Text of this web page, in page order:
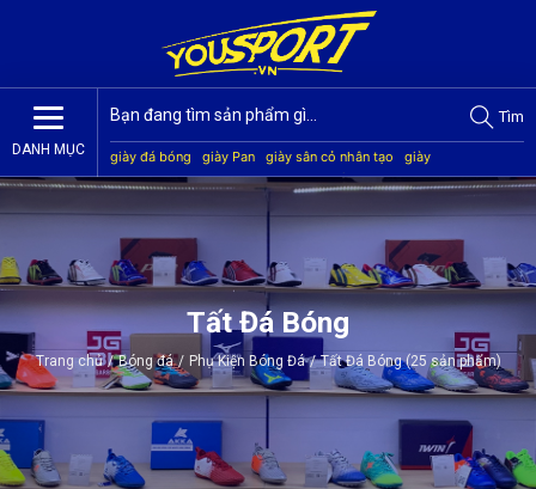
DANH MỤC
Tìm
giày đá bóng giày Pan giày sân cỏ nhân tạo
giày
Jogarbola
giày Mitre giày Akka quần áo bóng đá
giày
Tất Đá Bóng
Trang chủ / Bóng đá / Phụ Kiện Bóng Đá / Tất Đá Bóng (25 sản phẩm)